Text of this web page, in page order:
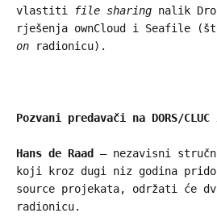
vlastiti
file sharing nalik
rješenja ownCloud i Seafile
on radionicu).
Pozvani predavači na DORS/CLUC
Hans de Raad – nezavisni
koji kroz dugi niz godina
source projekata, održati će
radionicu.